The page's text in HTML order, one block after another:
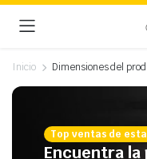
Inicio Dimensiones del
Top ventas de
Encuentra